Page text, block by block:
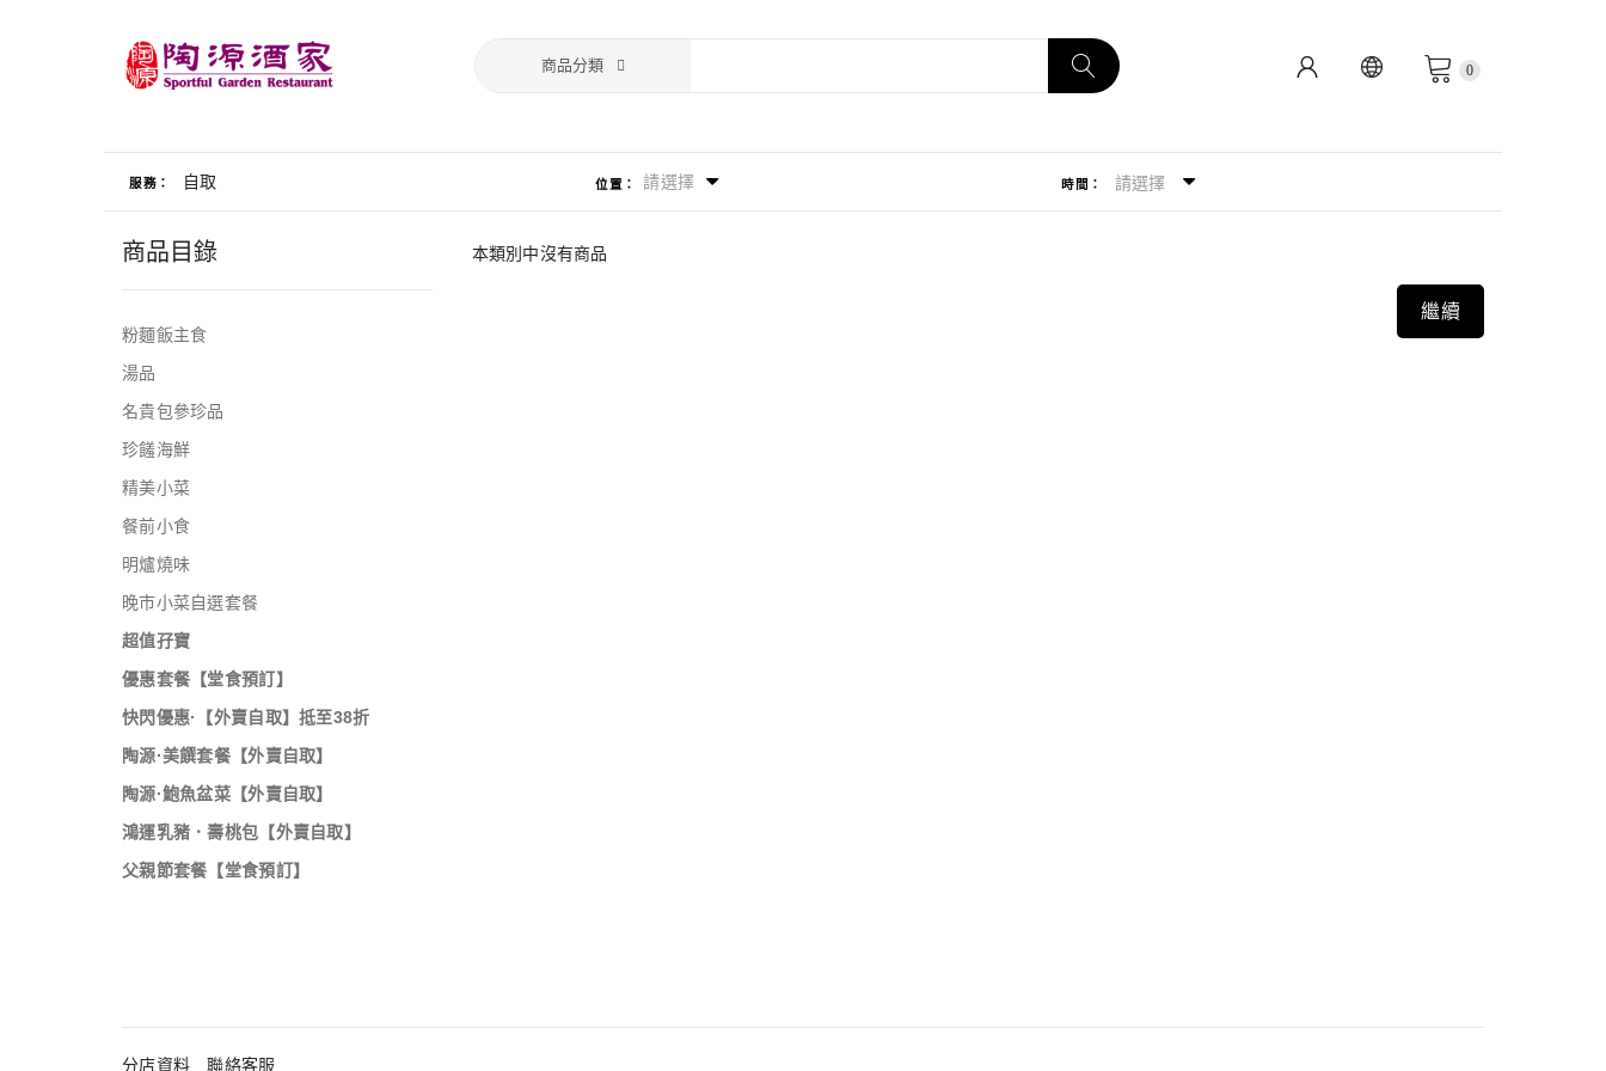
0
商品分類
服務： 自取 位置： 請選擇 時間： 請選擇
商品目錄
粉麵飯主食
湯品
名貴包參珍品
珍饈海鮮
精美小菜
餐前小食
明爐燒味
晚市小菜自選套餐
超值孖寶
優惠套餐【堂食預訂】
快閃優惠·【外賣自取】抵至38折
陶源·美饌套餐【外賣自取】
陶源·鮑魚盆菜【外賣自取】
鴻運乳豬．壽桃包【外賣自取】
父親節套餐【堂食預訂】
母親節套餐【堂食預訂】
本類別中沒有商品
繼續
分店資料 聯絡客服